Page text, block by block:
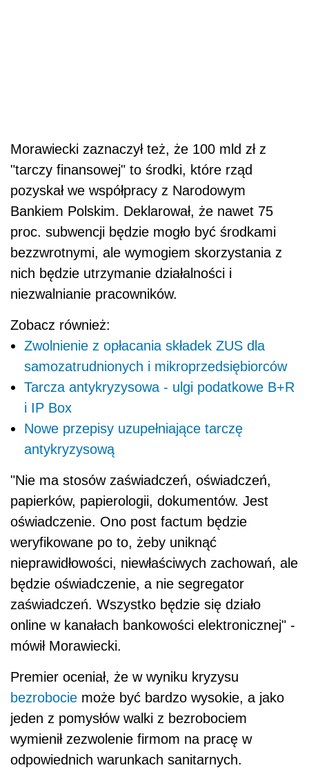
Morawiecki zaznaczył też, że 100 mld zł z
"tarczy finansowej" to środki, które rząd
pozyskał we współpracy z Narodowym
Bankiem Polskim. Deklarował, że nawet 75
proc. subwencji będzie mogło być środkami
bezzwrotnymi, ale wymogiem skorzystania z
nich będzie utrzymanie działalności i
niezwalnianie pracowników.
Zobacz również:
Zwolnienie z opłacania składek ZUS dla
samozatrudnionych i mikroprzedsiębiorców
Tarcza antykryzysowa - ulgi podatkowe B+R
i IP Box
Nowe przepisy uzupełniające tarczę
antykryzysową
"Nie ma stosów zaświadczeń, oświadczeń,
papierków, papierologii, dokumentów. Jest
oświadczenie. Ono post factum będzie
weryfikowane po to, żeby uniknąć
nieprawidłowości, niewłaściwych zachowań, ale
będzie oświadczenie, a nie segregator
zaświadczeń. Wszystko będzie się działo
online w kanałach bankowości elektronicznej" -
mówił Morawiecki.
Premier oceniał, że w wyniku kryzysu
bezrobocie może być bardzo wysokie, a jako
jeden z pomysłów walki z bezrobociem
wymienił zezwolenie firmom na pracę w
odpowiednich warunkach sanitarnych.